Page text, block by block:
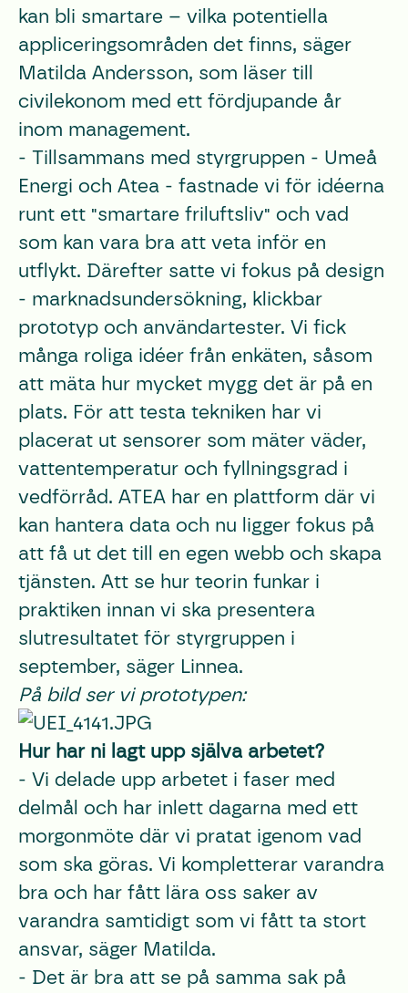
kan bli smartare – vilka potentiella
appliceringsområden det finns, säger
Matilda Andersson, som läser till
civilekonom med ett fördjupande år
inom management.
- Tillsammans med styrgruppen - Umeå
Energi och Atea - fastnade vi för idéerna
runt ett "smartare friluftsliv" och vad
som kan vara bra att veta inför en
utflykt. Därefter satte vi fokus på design
- marknadsundersökning, klickbar
prototyp och användartester. Vi fick
många roliga idéer från enkäten, såsom
att mäta hur mycket mygg det är på en
plats. För att testa tekniken har vi
placerat ut sensorer som mäter väder,
vattentemperatur och fyllningsgrad i
vedförråd. ATEA har en plattform där vi
kan hantera data och nu ligger fokus på
att få ut det till en egen webb och skapa
tjänsten. Att se hur teorin funkar i
praktiken innan vi ska presentera
slutresultatet för styrgruppen i
september, säger Linnea.
På bild ser vi prototypen:
Hur har ni lagt upp själva arbetet?
- Vi delade upp arbetet i faser med
delmål och har inlett dagarna med ett
morgonmöte där vi pratat igenom vad
som ska göras. Vi kompletterar varandra
bra och har fått lära oss saker av
varandra samtidigt som vi fått ta stort
ansvar, säger Matilda.
- Det är bra att se på samma sak på